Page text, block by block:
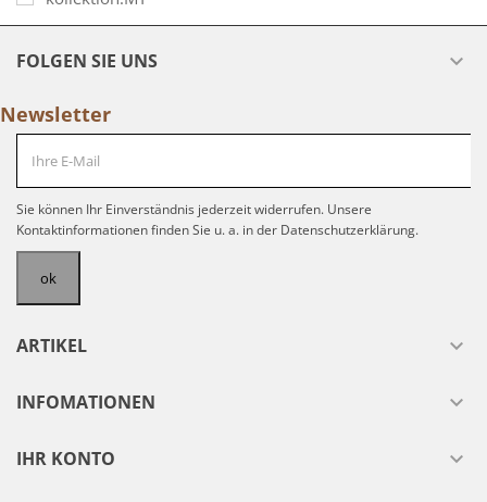
FOLGEN SIE UNS

Newsletter
Sie können Ihr Einverständnis jederzeit widerrufen. Unsere
Kontaktinformationen finden Sie u. a. in der Datenschutzerklärung.
ARTIKEL 
INFOMATIONEN 
IHR KONTO 